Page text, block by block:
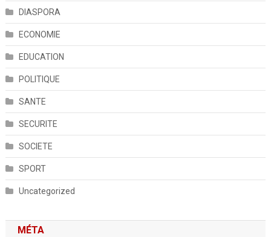
DIASPORA
ECONOMIE
EDUCATION
POLITIQUE
SANTE
SECURITE
SOCIETE
SPORT
Uncategorized
MÉTA